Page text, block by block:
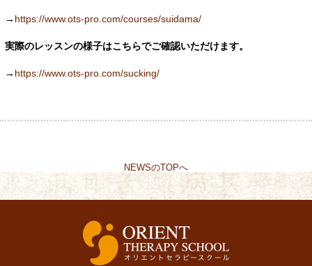
→ https://www.ots-pro.com/courses/suidama/
実際のレッスンの様子はこちらでご確認いただけます。
→ https://www.ots-pro.com/sucking/
NEWSのTOPへ